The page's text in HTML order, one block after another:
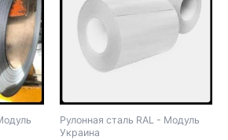
Рулонная сталь RAL - Модуль
Украина